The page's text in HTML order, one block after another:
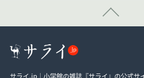
サライ.jp｜小学館の雑誌『サライ』の公式サ